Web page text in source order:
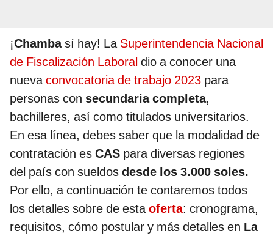
¡Chambasí hay! La Superintendencia Nacional
de Fiscalización Laboral dio a conocer una
nuevaconvocatoria de trabajo 2023 para
personas con secundaria completa,
bachilleres, así como titulados universitarios.
En esa línea, debes saber que la modalidad de
contratación es CAS para diversas regiones
del país con sueldos desde los 3.000 soles.
Por ello, a continuación te contaremos todos
los detalles sobre de estaoferta: cronograma,
requisitos, cómo postular y más detalles en La